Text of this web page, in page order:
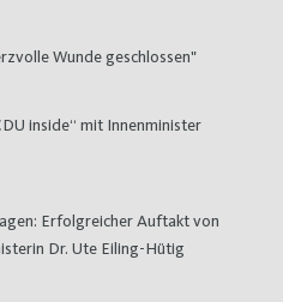
Wunde geschlossen"
inside“ mit Innenminister
Erfolgreicher Auftakt von
Dr. Ute Eiling-Hütig